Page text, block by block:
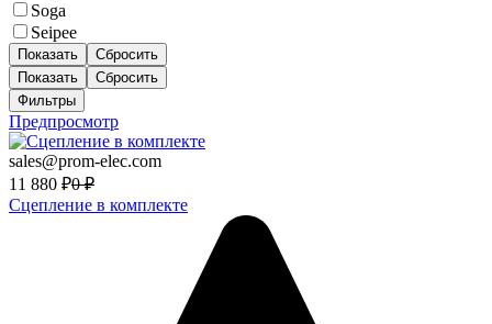
Soga
Seipee
Показать
Сбросить
Показать
Сбросить
Фильтры
Предпросмотр
sales@prom-elec.com
11 880 ₽0 ₽
Сцепление в комплекте